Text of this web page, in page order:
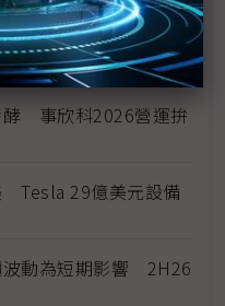
合作 在中國、歐洲共
酵 事欣科2026營運拚
Tesla 29億美元設備
波動為短期影響 2H26